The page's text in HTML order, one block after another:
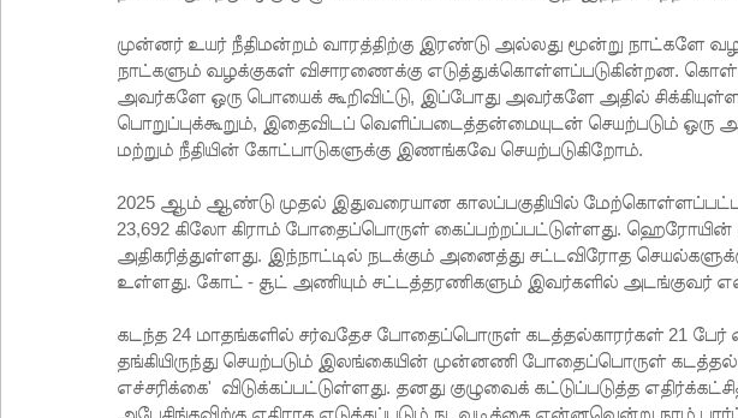
முன்னர் உயர் நீதிமன்றம் வாரத்திற்கு இரண்டு அல்லது மூன்று நாட்களே
நாட்களும் வழக்குகள் விசாரணைக்கு எடுத்துக்கொள்ளப்படுகின்றன.
அவர்களே ஒரு பொயைக் கூறிவிட்டு, இப்போது அவர்களே அதில்
பொறுப்புக்கூறும், இதைவிடப் வெளிப்படைத்தன்மையுடன் செயற்படும் ஒரு
மற்றும் நீதியின் கோட்பாடுகளுக்கு இணங்கவே செயற்படுகிறோம்.
2025 ஆம் ஆண்டு முதல் இதுவரையான காலப்பகுதியில்
23,692 கிலோ கிராம் போதைப்பொருள் கைப்பற்றப்பட்டுள்ளது. ஹெரோயின்
அதிகரித்துள்ளது. இந்நாட்டில் நடக்கும் அனைத்து சட்டவிரோத
உள்ளது. கோட் - சூட் அணியும் சட்டத்தரணிகளும் இவர்களில் அடங்குவர்
கடந்த 24 மாதங்களில் சர்வதேச போதைப்பொருள் கடத்தல்காரர்கள் 21 பேர்
தங்கியிருந்து செயற்படும் இலங்கையின் முன்னணி போதைப்பொருள்
எச்சரிக்கை' விடுக்கப்பட்டுள்ளது. தனது குழுவைக் கட்டுப்படுத்த
அபேசிங்கவிற்கு எதிராக எடுக்கப்படும் நடவடிக்கை என்னவென்று நாம்